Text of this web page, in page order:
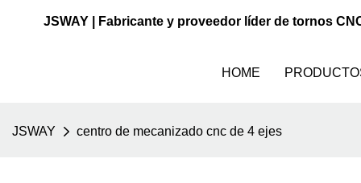
JSWAY | Fabricante y proveedor líder de tornos
HOME
JSWAY centro de mecanizado cnc de 4 ejes